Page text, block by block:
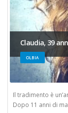
Claudia, 39
OLBIA
Il tradimento è
Dopo 11 anni di